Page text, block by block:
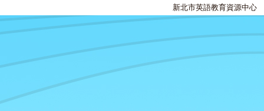
新北市英語教育資源中心